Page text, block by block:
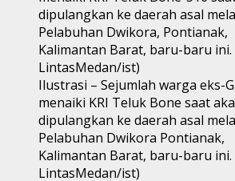
Ilustrasi – Sejumlah warga eks-
menaiki KRI Teluk Bone saat
dipulangkan ke daerah asal
Pelabuhan Dwikora Pontianak,
Kalimantan Barat, baru-baru ini.
LintasMedan/ist)